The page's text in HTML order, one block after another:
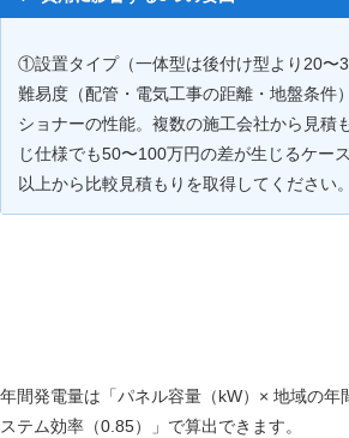
①設置タイプ（一体型は後付け型より20〜
難易度（配管・電気工事の距離・地盤条件
ショナーの性能。複数の施工会社から見積
じ仕様でも50〜100万円の差が生じるケー
以上から比較見積もりを取得してください。
年間発電量は「パネル容量（kW）× 地域の年
ステム効率（0.85）」で算出できます。